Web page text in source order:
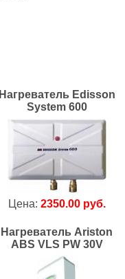
Нагреватель Edisson
System 600
Цена: 2350.00 руб.
Нагреватель Ariston
ABS VLS PW 30V